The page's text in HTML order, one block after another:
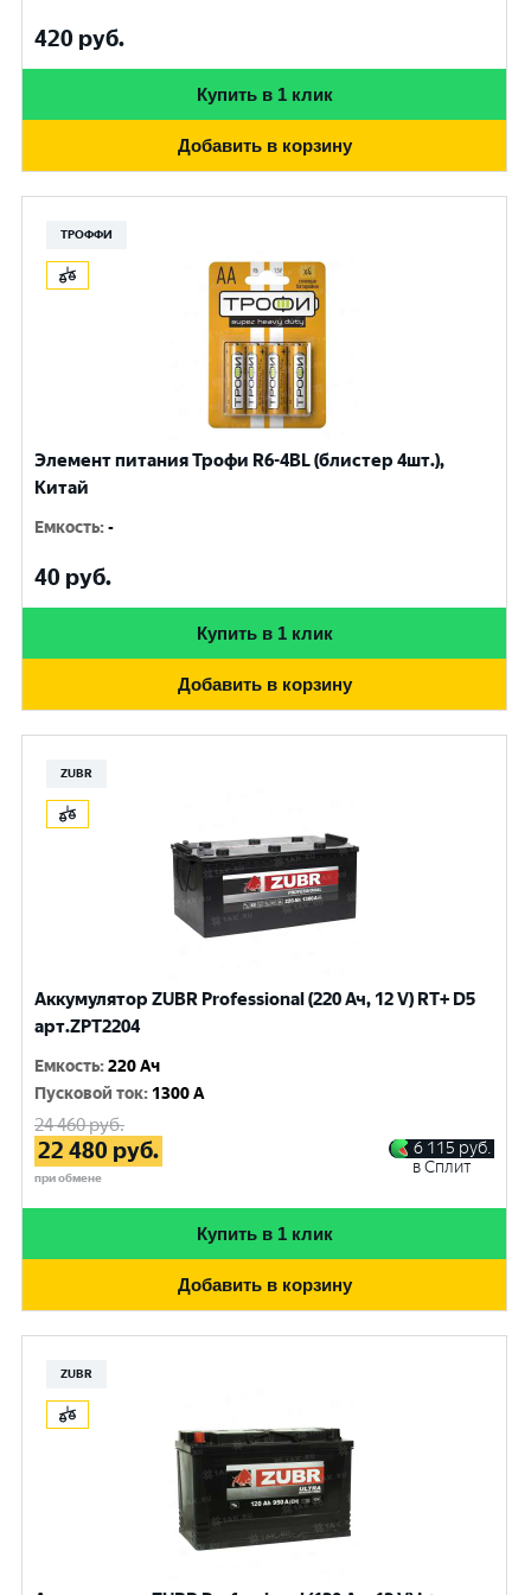
420 руб.
Купить в 1 клик
Добавить в корзину
ТРОФФИ
Элемент питания Трофи R6-4BL (блистер 4шт.),
Китай
Емкость:-
40 руб.
Купить в 1 клик
Добавить в корзину
ZUBR
Аккумулятор ZUBR Professional (220 Ач, 12 V) RT+ D5
арт.ZPT2204
Емкость:220 Ач
Пусковой ток: 1300 A
24 460руб.
22 480 руб.
при обмене
6 115 руб.
в Сплит
Купить в 1 клик
Добавить в корзину
ZUBR